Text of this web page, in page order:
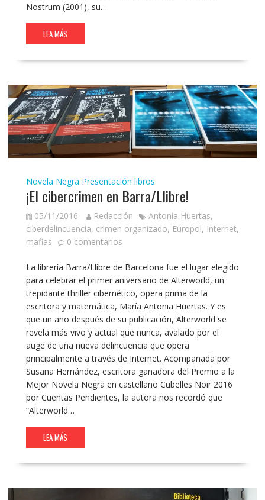
Nostrum (2001), su…
LEA MÁS
Novela Negra Presentación libros
¡El cibercrimen en Barra/Llibre!
05/11/2016 Redacción Antonia Huertas,
ciberdelincuencia, crimen organizado, Europol, Internet,
mafias
0 comentarios
La librería Barra/Llibre de Barcelona fue el lugar elegido
para celebrar el primer aniversario de Alterworld, un
trepidante thriller cibernético, opera prima de la
escritora y matemática, María Antonia Huertas. Y es
que un año después de su publicación, Alterworld se
revela más vivo y actual que nunca, avalado por el
auge de una nueva delincuencia que opera
principalmente a través de Internet. Acompañada por
Susana Hernández, escritora ganadora del Premio a la
Mejor Novela Negra en castellano Cubelles Noir 2016
por Cuentas Pendientes, la autora nos recordó que
“Alterworld…
LEA MÁS